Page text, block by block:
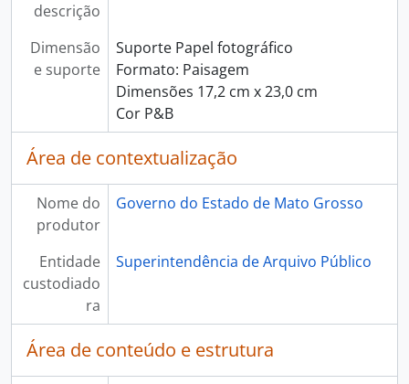
descrição
Dimensão
e suporte
Suporte Papel fotográfico
Formato: Paisagem
Dimensões 17,2 cm x 23,0 cm
Cor P&B
Área de contextualização
Nome do
produtor
Governo do Estado de Mato Grosso
Entidade
custodiado
ra
Superintendência de Arquivo Público
Área de conteúdo e estrutura